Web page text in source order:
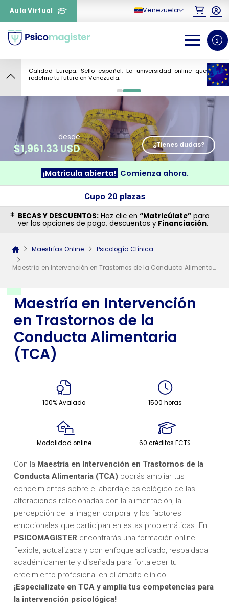
Aula Virtual Venezuela
Calidad Europa. Sello español. La universidad online que
redefine tu futuro en Venezuela.
0 1
Maestría en Intervención
en Trastornos de la
Conducta Alimentaria
(TCA)
100% Avalado 1500 horas
Modalidad online 60 créditos ECTS
Con la Maestríaen Intervención en Trastornos de la
Conducta Alimentaria (TCA)podrás ampliar tus
conocimientos sobre el abordaje psicológico de las
alteraciones relacionadas con la alimentación, la
percepción de la imagen corporal y los factores
emocionales que participan en estas problemáticas. En
PSICOMAGISTERencontrarás una formación online
flexible, actualizada y con enfoque aplicado, respaldada
académicamente y diseñada para fortalecer tu
crecimiento profesional en el ámbito clínico.
¡Especialízate en TCA y amplía tus competencias para
la intervención psicológica!
9
desde
$1,961.33 USD ¿Tienes dudas?
¡Matrícula abierta! Comienza ahora.
Cupo 20 plazas
BECAS Y DESCUENTOS: Haz clic en “Matricúlate” para
ver las opciones de pago, descuentos y Financiación.
Maestrías Online Psicología Clínica
Maestría en Intervención en Trastornos de la Conducta Alimentaria (TCA)
¿Necesitas más información
sobre un curso?